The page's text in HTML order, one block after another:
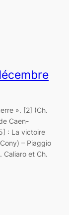
». [2] (Ch.
Caen-
: La victoire
– Piaggio
Caliaro et Ch.